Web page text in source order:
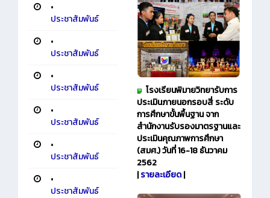
•
ประชาสัมพันธ์
•
ประชาสัมพันธ์
•
ประชาสัมพันธ์
•
ประชาสัมพันธ์
•
ประชาสัมพันธ์
•
ประชาสัมพันธ์
โรงเรียนพิมายวิทยารับการ
ประเมินภายนอกรอบสี่ ระดับ
การศึกษาขั้นพื้นฐาน จาก
สำนักงานรับรองมาตรฐานและ
ประเมินคุณภาพการศึกษา
(สมศ.) วันที่ 16-18 ธันวาคม
2562
|รายละเอียด|